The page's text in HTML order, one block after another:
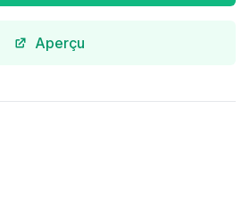
Aperçu